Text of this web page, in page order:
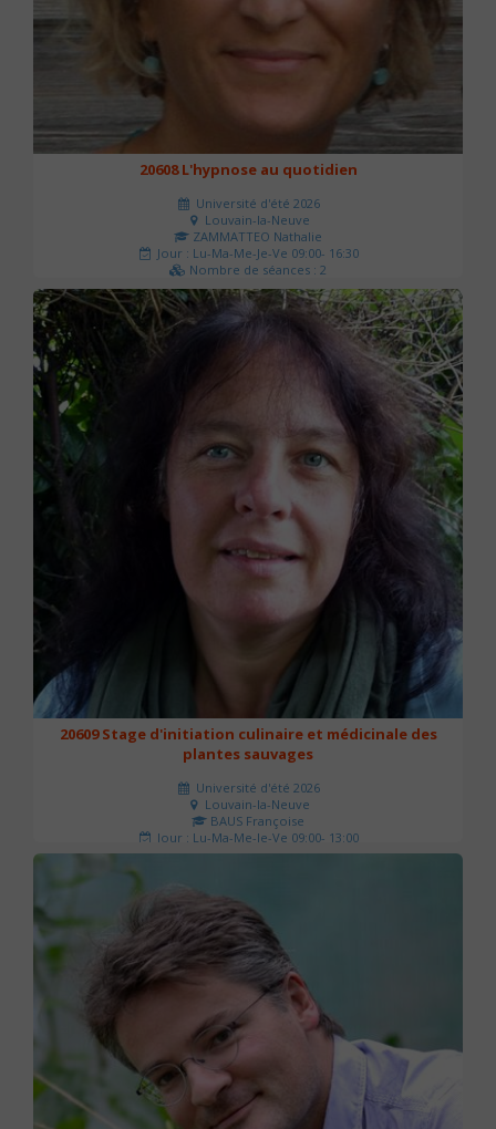
20608 L'hypnose au quotidien
Université d'été 2026
Louvain-la-Neuve
ZAMMATTEO Nathalie
Jour : Lu-Ma-Me-Je-Ve 09:00- 16:30
Nombre de séances : 2
140 €
20609 Stage d'initiation culinaire et médicinale des
plantes sauvages
Université d'été 2026
Louvain-la-Neuve
BAUS Françoise
Jour : Lu-Ma-Me-Je-Ve 09:00- 13:00
Nombre de séances : 3